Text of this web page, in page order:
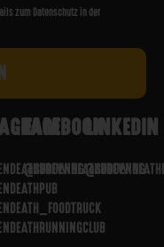
zum Datenschutz in der
FACEBOOK
@SUDDENDEATHBREWING
LINKEDIN